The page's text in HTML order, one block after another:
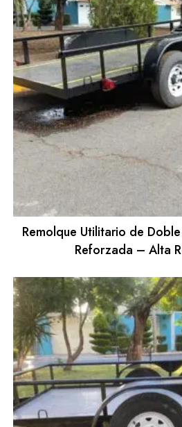
Remolque Utilitario de
Reforzada – Alta